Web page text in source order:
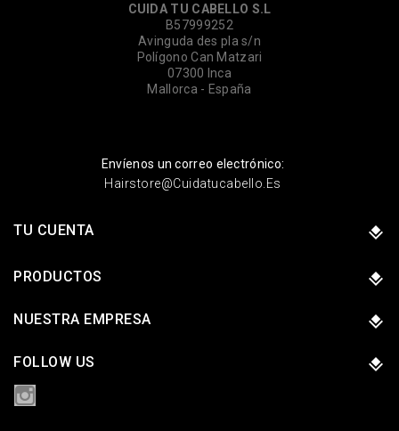
CUIDA TU CABELLO S.L
B57999252
Avinguda des pla s/n
Polígono Can Matzari
07300 Inca
Mallorca - España
Envíenos un correo electrónico:
Hairstore@cuidatucabello.es
TU CUENTA
PRODUCTOS
NUESTRA EMPRESA
FOLLOW US